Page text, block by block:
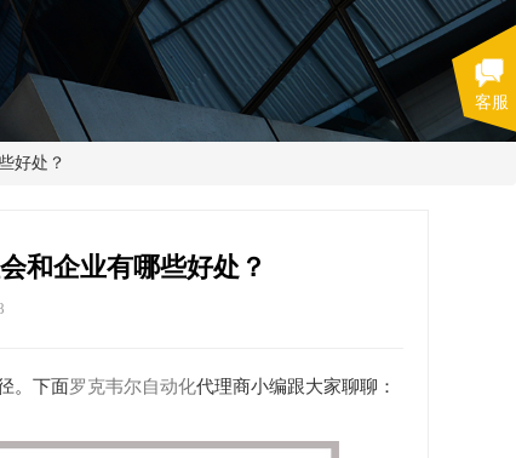
好处？
和企业有哪些好处？
。下面罗克韦尔自动化代理商小编跟大家聊聊：
客服